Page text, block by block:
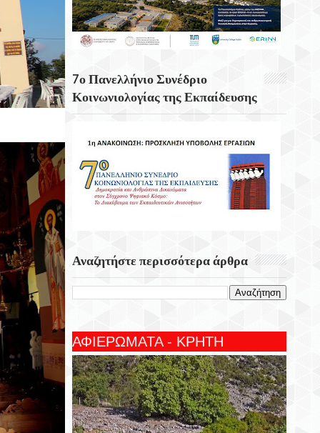
Χριστόφορο Σταμπόγλη
Οι Οικονομικές Δυσκολίες Επιταχύνουν
Το Λιμάνι Του Ρότερνταμ
Ενέργειας
7ο Πανελλήνιο Συνέδριο
Κοινωνιολογίας της Εκπαίδευσης
Αναζητήστε περισσότερα άρθρα
ΑΦΙΕΡΩΜΑΤΑ - ΚΡΗΤΗ